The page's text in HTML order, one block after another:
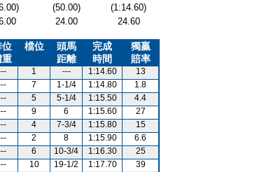
(50.00)
(1:14.60)
24.00 24.60
位
重
檔位
頭馬
距離
完成
時間
獨贏
賠率
1 --- 1:14.60
13
7 1-1/4 1:14.80
1.8
5 5-1/4 1:15.50
4.4
9 6 1:15.60
27
4 7-3/4 1:15.80
15
2 8 1:15.90
6.6
6 10-3/4 1:16.30
25
10 19-1/2 1:17.70
39